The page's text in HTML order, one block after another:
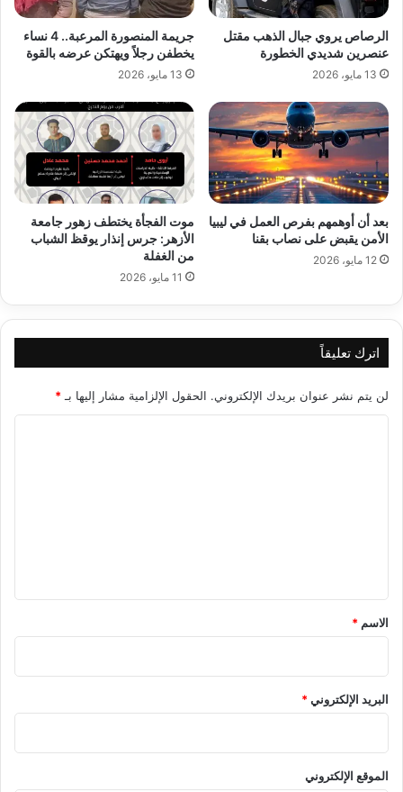
الرصاص يروي جبال الذهب مقتل
عنصرين شديدي الخطورة
13 مايو، 2026
جريمة المنصورة المرعبة.. 4 نساء
يخطفن رجلاً ويهتكن عرضه بالقوة
13 مايو، 2026
بعد أن أوهمهم بفرص العمل في ليبيا
الأمن يقبض على نصاب بقنا
12 مايو، 2026
موت الفجأة يختطف زهور جامعة
الأزهر: جرس إنذار يوقظ الشباب
من الغفلة
11 مايو، 2026
اترك تعليقاً
لن يتم نشر عنوان بريدك الإلكتروني. الحقول الإلزامية مشار إليها بـ *
*
الاسم *
البريد الإلكتروني*
الموقع الإلكتروني